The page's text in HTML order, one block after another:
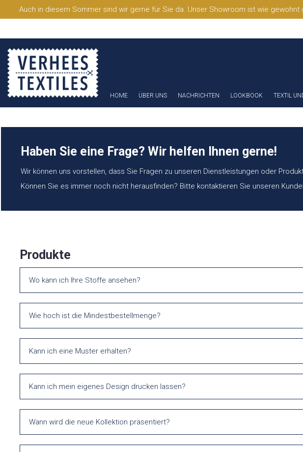
Auch in diesem Sommer sind wir gerne für Sie da. Unser Showroom ist wie
HOME ÜBER UNS NACHRICHTEN LOOKBOOK TEXTIL
Haben Sie eine Frage? Wir helfen Ihnen gerne!
Wir können uns vorstellen, dass Sie Fragen zu unseren Dienstleistungen oder
Können Sie es immer noch nicht herausfinden? Bitte kontaktieren Sie unseren
Produkte
Wo kann ich Ihre Stoffe ansehen?
Wie hoch ist die Mindestbestellmenge?
Kann ich eine Muster erhalten?
Kann ich mein eigenes Design drucken lassen?
Wann wird die neue Kollektion präsentiert?